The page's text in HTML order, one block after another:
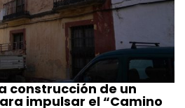
construcción de un
impulsar el “Camino